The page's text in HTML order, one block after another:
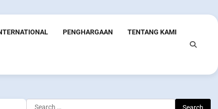
PENGHARGAAN TENTANG KAMI
Search